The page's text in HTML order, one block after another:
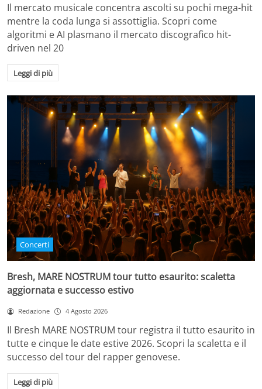
Il mercato musicale concentra ascolti su pochi mega-hit
mentre la coda lunga si assottiglia. Scopri come
algoritmi e AI plasmano il mercato discografico hit-
driven nel 20
Leggi di più
Concerti
Bresh, MARE NOSTRUM tour tutto esaurito: scaletta
aggiornata e successo estivo
Redazione 4 Agosto 2026
Il Bresh MARE NOSTRUM tour registra il tutto esaurito in
tutte e cinque le date estive 2026. Scopri la scaletta e il
successo del tour del rapper genovese.
Leggi di più